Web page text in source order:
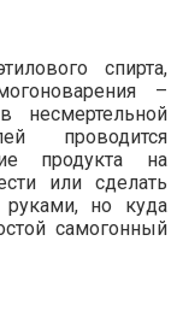
спирта,
–
несмертельной
проводится
продукта на
или сделать
руками, но куда
самогонный